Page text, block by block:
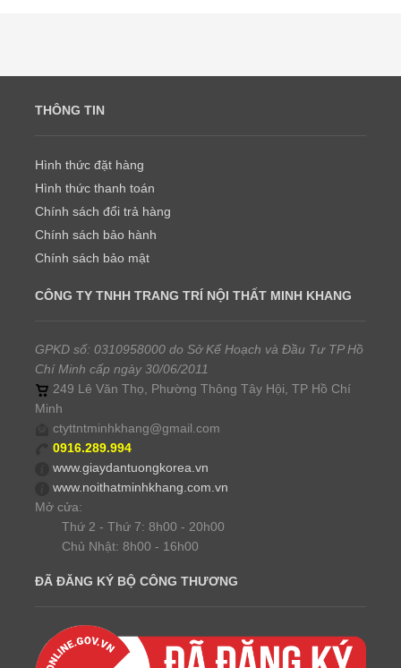
THÔNG TIN
Hình thức đặt hàng
Hình thức thanh toán
Chính sách đổi trả hàng
Chính sách bảo hành
Chính sách bảo mật
CÔNG TY TNHH TRANG TRÍ NỘI THẤT MINH KHANG
GPKD số: 0310958000 do Sở Kế Hoạch và Đầu Tư TP Hồ
Chí Minh cấp ngày 30/06/2011
249 Lê Văn Thọ, Phường Thông Tây Hội, TP Hồ Chí
Minh
ctyttntminhkhang@gmail.com
0916.289.994
www.giaydantuongkorea.vn
www.noithatminhkhang.com.vn
Mở cửa:
Thứ 2 - Thứ 7: 8h00 - 20h00
Chủ Nhật: 8h00 - 16h00
ĐÃ ĐĂNG KÝ BỘ CÔNG THƯƠNG